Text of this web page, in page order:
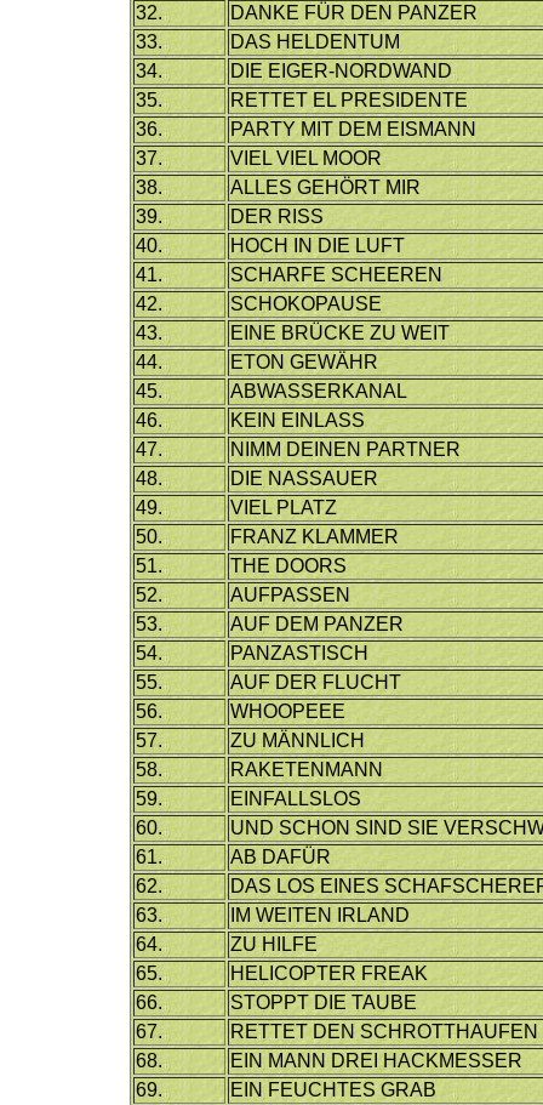
32.
DANKE FÜR DEN PANZER
33.
DAS HELDENTUM
34.
DIE EIGER-NORDWAND
35.
RETTET EL PRESIDENTE
36.
PARTY MIT DEM EISMANN
37.
VIEL VIEL MOOR
38.
ALLES GEHÖRT MIR
39.
DER RISS
40.
HOCH IN DIE LUFT
41.
SCHARFE SCHEEREN
42.
SCHOKOPAUSE
43.
EINE BRÜCKE ZU WEIT
44.
ETON GEWÄHR
45.
ABWASSERKANAL
46.
KEIN EINLASS
47.
NIMM DEINEN PARTNER
48.
DIE NASSAUER
49.
VIEL PLATZ
50.
FRANZ KLAMMER
51.
THE DOORS
52.
AUFPASSEN
53.
AUF DEM PANZER
54.
PANZASTISCH
55.
AUF DER FLUCHT
56.
WHOOPEEE
57.
ZU MÄNNLICH
58.
RAKETENMANN
59.
EINFALLSLOS
60.
UND SCHON SIND SIE
61.
AB DAFÜR
62.
DAS LOS EINES
63.
IM WEITEN IRLAND
64.
ZU HILFE
65.
HELICOPTER FREAK
66.
STOPPT DIE TAUBE
67.
RETTET DEN SCHROTTHAUFEN
68.
EIN MANN DREI HACKMESSER
69.
EIN FEUCHTES GRAB